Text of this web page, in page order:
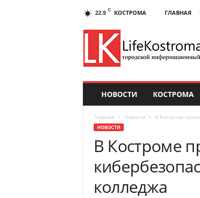
22.9 C КОСТРОМА ГЛАВНАЯ
НОВОСТИ КОСТРОМА
Главная Новости В Костроме
НОВОСТИ
В Костроме
колледжа